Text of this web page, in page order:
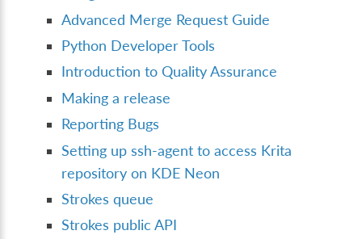
Advanced Merge Request Guide
Python Developer Tools
Introduction to Quality Assurance
Making a release
Reporting Bugs
Setting up ssh-agent to access Krita
repository on KDE Neon
Strokes queue
Strokes public API